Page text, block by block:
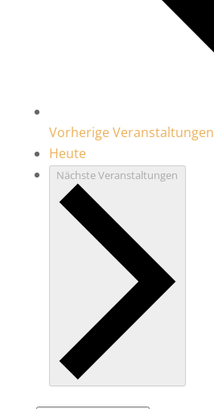
VorherigeVeranstaltungen
Heute
NächsteVeranstaltungen